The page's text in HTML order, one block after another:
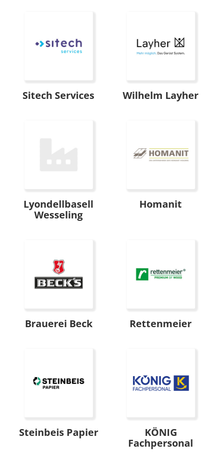
Sitech Services Wilhelm Layher
Lyondellbasell
Wesseling
Homanit
Brauerei Beck Rettenmeier
Steinbeis Papier
KÖNIG
Fachpersonal